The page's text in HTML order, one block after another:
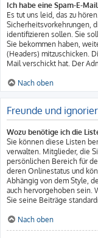
Ich habe eine Spam-E-
Es tut uns leid, das zu
Sicherheitsvorkehrungen,
identifizieren sollen. Sie
Sie bekommen haben,
(Headers) mitzuschicken.
Mail verschickt hat. Der
Nach oben
Freunde und
Wozu benötige ich die
Sie können diese Listen
verwalten. Mitglieder, die
persönlichen Bereich für
deren Onlinestatus und
Abhängig von dem Style,
auch hervorgehoben sein.
Sie seine Beiträge
Nach oben